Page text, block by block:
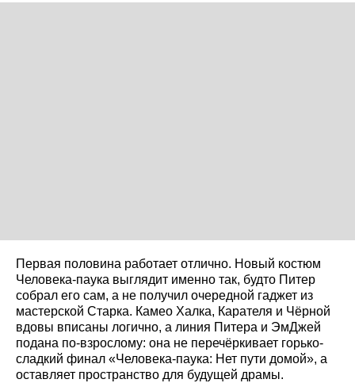
Первая половина работает отлично. Новый костюм
Человека-паука выглядит именно так, будто Питер
собрал его сам, а не получил очередной гаджет из
мастерской Старка. Камео Халка, Карателя и Чёрной
вдовы вписаны логично, а линия Питера и ЭмДжей
подана по-взрослому: она не перечёркивает горько-
сладкий финал «Человека-паука: Нет пути домой», а
оставляет пространство для будущей драмы.